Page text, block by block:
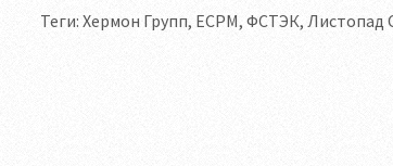
Теги: Хермон Групп, ЕСРМ, ФСТЭК, Листопад